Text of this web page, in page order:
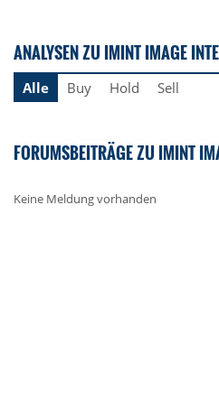
ANALYSEN ZU IMINT IMAGE
Alle Buy Hold Sell
FORUMSBEITRÄGE ZU IMINT
Keine Meldung vorhanden